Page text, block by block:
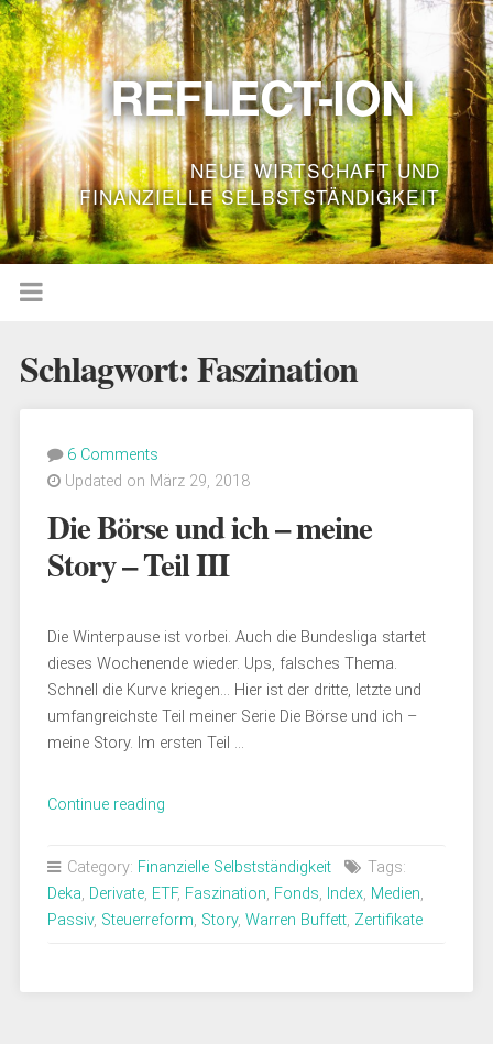
REFLECT-ION
NEUE WIRTSCHAFT UND
FINANZIELLE SELBSTSTÄNDIGKEIT
Schlagwort:Faszination
6 Comments
Updated on März 29, 2018
Die Börse und ich – meine
Story – Teil III
Die Winterpause ist vorbei. Auch die Bundesliga startet
dieses Wochenende wieder. Ups, falsches Thema.
Schnell die Kurve kriegen… Hier ist der dritte, letzte und
umfangreichste Teil meiner Serie Die Börse und ich –
meine Story. Im ersten Teil …
Continue reading„Die
und
ich
–
–
Category: Finanzielle Selbstständigkeit
Tags:
Deka, Derivate, ETF, Faszination, Fonds, Index, Medien,
Passiv, Steuerreform, Story, Warren Buffett, Zertifikate